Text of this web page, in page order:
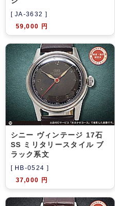
[ JA-3632 ]
59,000 円
シニー ヴィンテージ 17石
SS ミリタリースタイル ブ
ラック系文
[ HB-0524 ]
37,000 円